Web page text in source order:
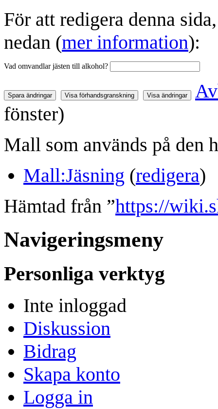
För att redigera denna
nedan (mer information):
Vad omvandlar jästen till alkohol?
fönster)
Mall som används på den
Mall:Jäsning (redigera)
Hämtad från ”https://
Navigeringsmeny
Personliga verktyg
Inte inloggad
Diskussion
Bidrag
Skapa konto
Logga in